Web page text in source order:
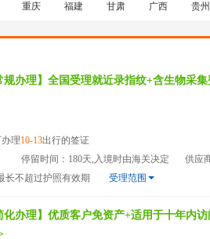
重庆 福建 甘肃 广西 贵州
办理】全国受理就近录指纹+含生物采
理10-13出行的签证
停留时间：180天,入境时由海关决定
供应商：北
长不超过护照有效期
受理范围
办理】优质客户免资产+适用于十年内